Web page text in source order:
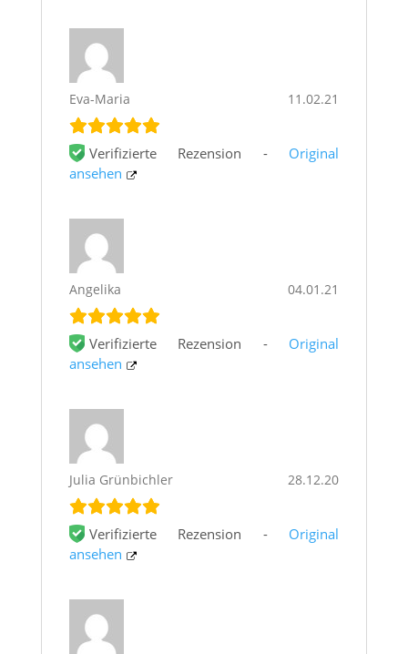
Eva-Maria 11.02.21
Verifizierte Rezension - Original
ansehen
Angelika 04.01.21
Verifizierte Rezension - Original
ansehen
Julia Grünbichler 28.12.20
Verifizierte Rezension - Original
ansehen